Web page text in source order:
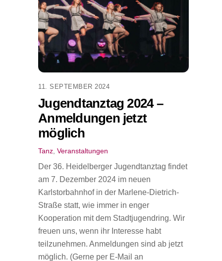
11. SEPTEMBER 2024
Jugendtanztag 2024 –
Anmeldungen jetzt
möglich
Tanz ,Veranstaltungen
Der 36. Heidelberger Jugendtanztag findet
am 7. Dezember 2024 im neuen
Karlstorbahnhof in der Marlene-Dietrich-
Straße statt, wie immer in enger
Kooperation mit dem Stadtjugendring. Wir
freuen uns, wenn ihr Interesse habt
teilzunehmen. Anmeldungen sind ab jetzt
möglich. (Gerne per E-Mail an